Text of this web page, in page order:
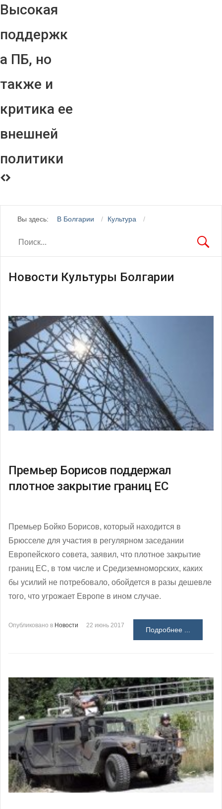
Высокая
поддержк
а ПБ, но
также и
критика ее
внешней
политики
Вы здесь: В Болгарии Культура
Новости Культуры Болгарии
Премьер Борисов поддержал
плотное закрытие границ ЕС
Премьер Бойко Борисов, который находится в
Брюсселе для участия в регулярном заседании
Европейского совета, заявил, что плотное закрытие
границ ЕС, в том числе и Средиземноморских, каких
бы усилий не потребовало, обойдется в разы дешевле
того, что угрожает Европе в ином случае.
Опубликовано в Новости 22 июнь 2017
Подробнее ...